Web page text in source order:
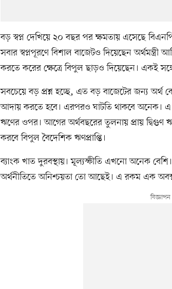
বড় স্বপ্ন দেখিয়ে ২০ বছর পর ক্ষমতায় এসেছে
সবার স্বপ্নপূরণে বিশাল বাজেটও দিয়েছেন
করতে করের ক্ষেত্রে বিপুল ছাড়ও দিয়েছেন। একই
সবচেয়ে বড় প্রশ্ন হচ্ছে, এত বড় বাজেটের জন্য
আদায় করতে হবে। এরপরও ঘাটতি থাকবে অনেক। এ
ঋণের ওপর। আগের অর্থবছরের তুলনায় প্রায় দ্বিগুণ
করবে বিপুল বৈদেশিক ঋণপ্রাপ্তি।
ব্যাংক খাত দুরবস্থায়। মূল্যস্ফীতি এখনো অনেক
অর্থনীতিতে অনিশ্চয়তা তো আছেই। এ রকম এক